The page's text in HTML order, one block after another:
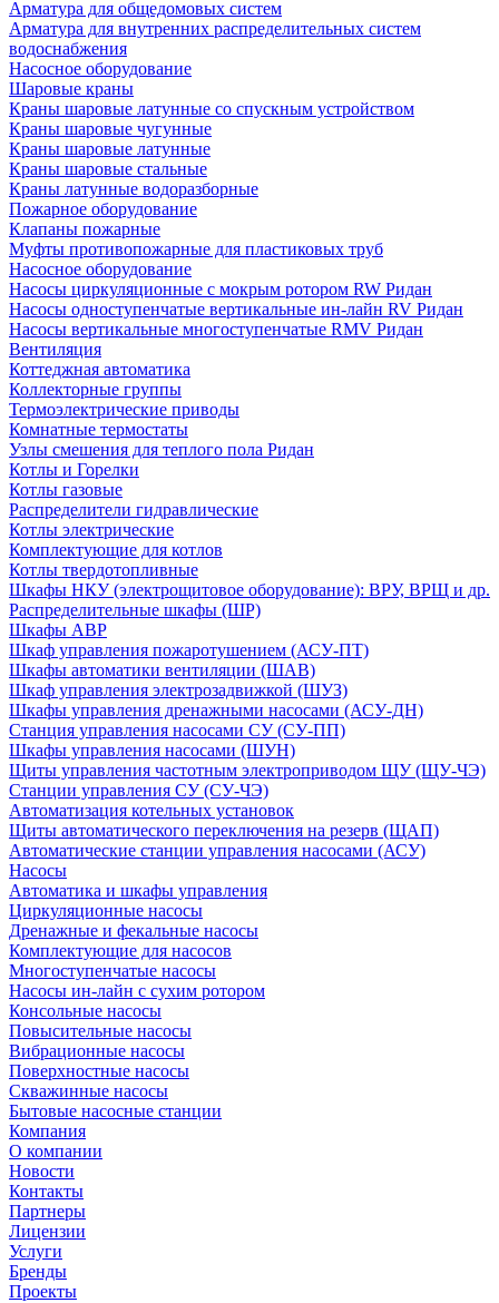
Арматура для общедомовых систем
Арматура для внутренних распределительных систем
водоснабжения
Насосное оборудование
Шаровые краны
Краны шаровые латунные со спускным устройством
Краны шаровые чугунные
Краны шаровые латунные
Краны шаровые стальные
Краны латунные водоразборные
Пожарное оборудование
Клапаны пожарные
Муфты противопожарные для пластиковых труб
Насосное оборудование
Насосы циркуляционные с мокрым ротором RW Ридан
Насосы одноступенчатые вертикальные ин-лайн RV Ридан
Насосы вертикальные многоступенчатые RMV Ридан
Вентиляция
Коттеджная автоматика
Коллекторные группы
Термоэлектрические приводы
Комнатные термостаты
Узлы смешения для теплого пола Ридан
Котлы и Горелки
Котлы газовые
Распределители гидравлические
Котлы электрические
Комплектующие для котлов
Котлы твердотопливные
Шкафы НКУ (электрощитовое оборудование): ВРУ, ВРЩ и др.
Распределительные шкафы (ШР)
Шкафы АВР
Шкаф управления пожаротушением (АСУ-ПТ)
Шкафы автоматики вентиляции (ШАВ)
Шкаф управления электрозадвижкой (ШУЗ)
Шкафы управления дренажными насосами (АСУ-ДН)
Станция управления насосами СУ (СУ-ПП)
Шкафы управления насосами (ШУН)
Щиты управления частотным электроприводом ЩУ (ЩУ-ЧЭ)
Станции управления СУ (СУ-ЧЭ)
Автоматизация котельных установок
Щиты автоматического переключения на резерв (ЩАП)
Автоматические станции управления насосами (АСУ)
Насосы
Автоматика и шкафы управления
Циркуляционные насосы
Дренажные и фекальные насосы
Комплектующие для насосов
Многоступенчатые насосы
Насосы ин-лайн с сухим ротором
Консольные насосы
Повысительные насосы
Вибрационные насосы
Поверхностные насосы
Скважинные насосы
Бытовые насосные станции
Компания
О компании
Новости
Контакты
Партнеры
Лицензии
Услуги
Бренды
Проекты